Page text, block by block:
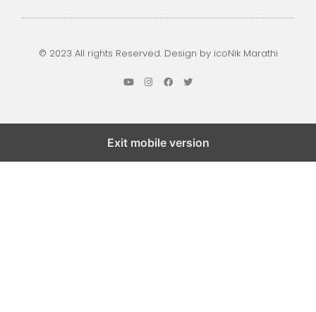
© 2023 All rights Reserved. Design by icoNik Marathi
Exit mobile version